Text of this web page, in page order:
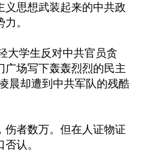
义思想武装起来的中共政
力。
大学生反对中共官员贪
广场写下轰轰烈烈的民主
晨却遭到中共军队的残酷
伤者数万。但在人证物证
认。